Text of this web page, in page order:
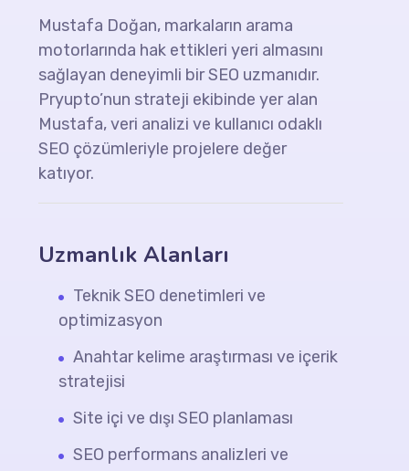
Mustafa Doğan, markaların arama
motorlarında hak ettikleri yeri almasını
sağlayan deneyimli bir SEO uzmanıdır.
Pryupto’nun strateji ekibinde yer alan
Mustafa, veri analizi ve kullanıcı odaklı
SEO çözümleriyle projelere değer
katıyor.
Uzmanlık Alanları
Teknik SEO denetimleri ve
optimizasyon
Anahtar kelime araştırması ve içerik
stratejisi
Site içi ve dışı SEO planlaması
SEO performans analizleri ve